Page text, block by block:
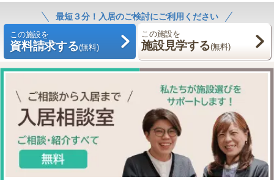
最短３分！入居のご検討にご利用ください
この施設を
資料請求する(無料)
この施設を
施設見学する(無料)